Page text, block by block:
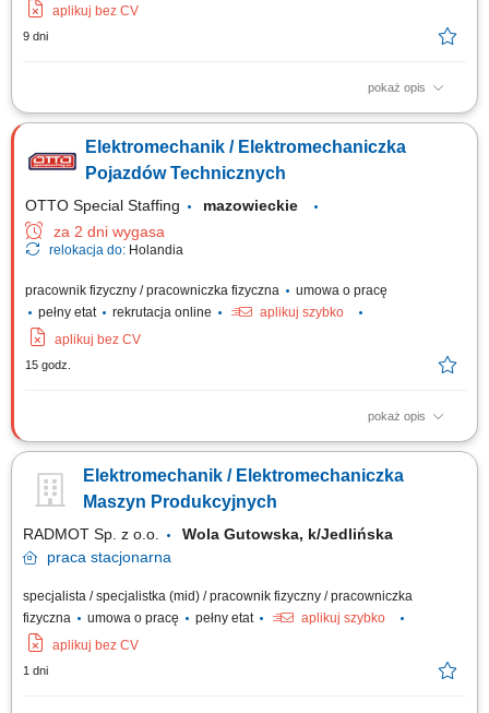
aplikuj bez CV
9 dni
pokaż opis
Lokalizacja: Fabryka P&G, Warszawa - Targówek Montaż i demontaż
maszyn produkcyjnych. Przezbrajanie maszyn zgodnie z rysunkiem
technicznym i dokumentacją projektową. Integracja systemów: Udział w
Elektromechanik / Elektromechaniczka
Pojazdów Technicznych
OTTO Special Staffing
mazowieckie
za 2 dni wygasa
relokacja do: Holandia
pracownik fizyczny / pracowniczka fizyczna
umowa o pracę
pełny etat
rekrutacja online
aplikuj szybko
aplikuj bez CV
15 godz.
pokaż opis
Opis stanowiska: diagnozowanie i usuwanie awarii w układach
przeglądów specjalistycznych pojazdów użytkowych, obsługa systemów
sterowania, monitoringu, klimatyzacji i ogrzewania, wykonywanie prac
Elektromechanik / Elektromechaniczka
Maszyn Produkcyjnych
RADMOT Sp. z o.o.
Wola Gutowska, k/Jedlińska
praca stacjonarna
specjalista / specjalistka (mid) / pracownik fizyczny / pracowniczka
fizyczna
umowa o pracę pełny etat
aplikuj szybko
aplikuj bez CV
1 dni